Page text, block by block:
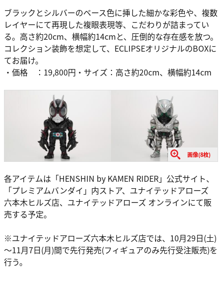
ブラックとシルバーのベース色に挿した細かな彩色や、複数
レイヤーにて再現した複眼表現等、こだわりが詰まってい
る。高さ約20cm、横幅約14cmと、圧倒的な存在感を放つ。
コレクション装飾を想定して、ECLIPSEオリジナルのBOXに
てお届け。
・価格 ：19,800円・サイズ：高さ約20cm、横幅約14cm
画像(8枚)
各アイテムは「HENSHIN by KAMEN RIDER」公式サイト、
「プレミアムバンダイ」内ストア、ユナイテッドアローズ
六本木ヒルズ店、ユナイテッドアローズ オンラインにて販
売する予定。
※ユナイテッドアローズ六本木ヒルズ店では、10月29日(土)
～11月7日(月)間で先行発売(フィギュアのみ先行受注販売)を
行う。